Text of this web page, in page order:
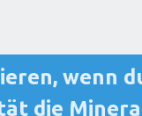
wenn
die